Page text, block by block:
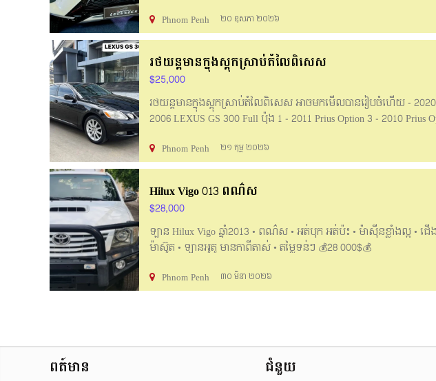
017-222-720 ➡️ 𝐓𝐞𝐥𝐞𝐠𝐫𝐚𝐦 : @TOYOTAVehicle_SALES ➡️ 𝐓𝐞𝐥𝐞𝐠𝐫𝐚𝐦
https://www.facebook.com/profile.php?id=100083296811095 📍ទីត
Phnom Penh ២០ ឧសភា ២០២៦
រថយន្ដមានក្នុងស្តុកស្រាប់តំលៃពិសេស
$25,000
រថយន្ដមានក្នុងស្តុកស្រាប់តំលៃពិសេស អាចមកមើលបានរៀបចំហើយ - 2020
2006 LEXUS GS 300 Full ប៉ុង 1 - 2011 Prius Option 3 - 2010 Prius
ធានារយៈពេល 1 ខែ : ម៉ាសុីន / ប្រអប់លេខ / អាគុយ / ABS / ប្រពន្ធភ្លើង /
ប្រអប់លេខ / តំរង / ផ្លឹតទឹក / សំបកកង់ថ្មី / ស្លាកលេខធម្មតា
ងាយៗ ចូលរួមចាប់ពី 20% ☎️ 099 241 666 / 069 876 888
Phnom Penh ២១ កុម្ភ ២០២៦
Hilux Vigo 013 ពណ៌ស
$28,000
ឡាន Hilux Vigo ឆ្នាំ2013 • ពណ៌ស • អត់បុក អត់ប៉ះ • ម៉ាសុីនខ្លាំងល្អ • ជ
ម៉ាស៊ូត • ឡានអូតូ មានកាពីតាស់ • តម្លៃទន់ៗ 💰28 000$💰
Phnom Penh ៣០ មិនា ២០២៦
ពត៍មាន ជំនួយ